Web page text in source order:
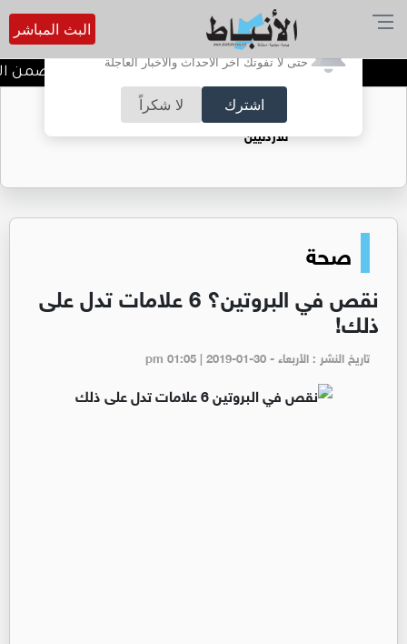
أترغب في تفعيل الإشعارات؟
حتى لا تفوتك آخر الأحداث والأخبار العاجلة
اشترك لا شكراً
البث المباشر
ندوة تعاين التراث الأردني ضمن
حقل الريشة حين يتحول الغاز إلى فرص عمل
للأردنيين
صحة
نقص في البروتين؟ 6 علامات تدل على
ذلك!
تاريخ النشر : الأربعاء - pm 01:05 | 2019-01-30